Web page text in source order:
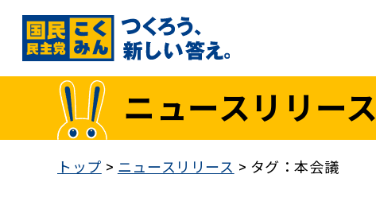
政策
2. 成長戦略「新・三本の矢」
ニュースリリース
トップ > ニュースリリース > タグ：本会議